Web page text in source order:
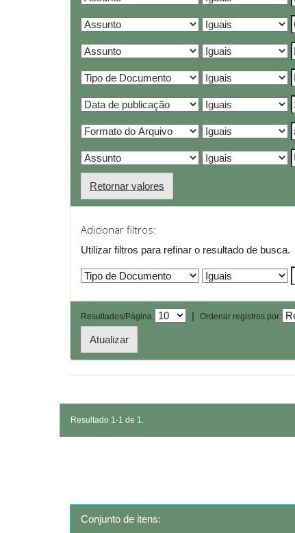
Retornar valores
Adicionar filtros:
Utilizar filtros para refinar o resultado de busca.
Resultados/Página | Ordenar registros por
Resultado 1-1 de 1.
Conjunto de itens: